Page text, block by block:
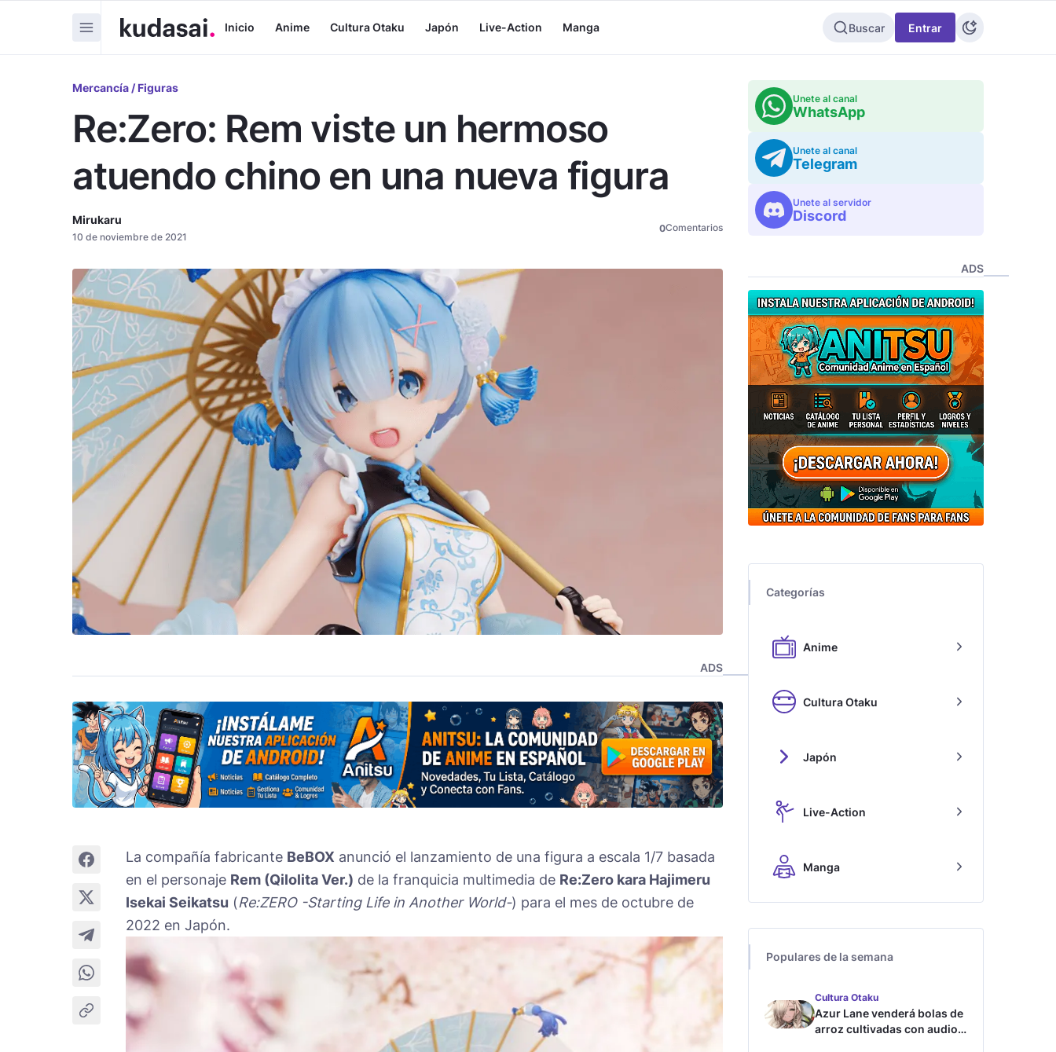
Inicio Anime Cultura Otaku Japón Live-Action Manga Buscar Entrar
Mercancía / Figuras
Re:Zero: Rem viste un hermoso
atuendo chino en una nueva figura
Mirukaru
10 de noviembre de 2021
0Comentarios
ADS
La compañía fabricante BeBOX anunció el lanzamiento de una figura a escala 1/7 basada
en el personaje Rem (Qilolita Ver.) de la franquicia multimedia de Re:Zero kara Hajimeru
Isekai Seikatsu (Re:ZERO -Starting Life in Another World-) para el mes de octubre de
2022 en Japón.
Unete al canal
WhatsApp
Unete al canal
Telegram
Unete al servidor
Discord
ADS
Categorías
Anime
Cultura Otaku
Japón
Live-Action
Manga
Populares de la semana
Cultura Otaku
Azur Lane venderá bolas de
arroz cultivadas con audios